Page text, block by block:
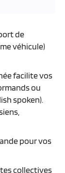
de
véhicule)
facilite vos
ou
spoken).
pour vos
collectives